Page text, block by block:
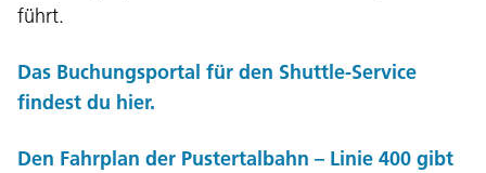
führt.
Das Buchungsportal für den Shuttle-Service
findest du hier.
Den Fahrplan der Pustertalbahn – Linie 400 gibt